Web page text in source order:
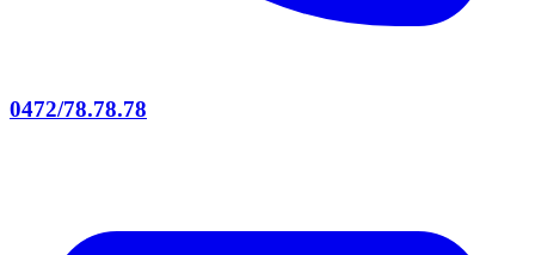
0472/78.78.78